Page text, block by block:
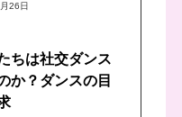
26日
ちは社交ダンス
か？ダンスの目